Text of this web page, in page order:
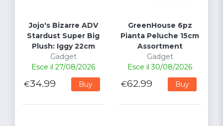
Jojo's Bizarre ADV
Stardust Super Big
Plush: Iggy 22cm
Gadget
Esce il 27/08/2026
€34.99 Buy
GreenHouse 6pz
Pianta Peluche 15cm
Assortment
Gadget
Esce il 30/08/2026
€62.99 Buy